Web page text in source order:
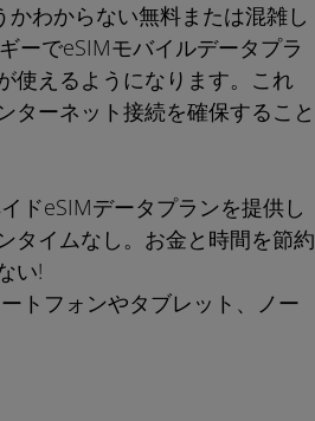
わからない無料または混雑し
ーでeSIMモバイルデータプラ
使えるようになります。これ
ターネット接続を確保すること
ドeSIMデータプランを提供し
タイムなし。お金と時間を節約
い!
トフォンやタブレット、ノー